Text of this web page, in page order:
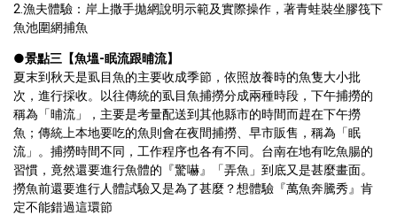
2.漁夫體驗：岸上撒手拋網說明示範及實際操作，著青蛙裝坐膠筏下
魚池圍網捕魚
●景點三【魚塭-眠流跟晡流】
夏末到秋天是虱目魚的主要收成季節，依照放養時的魚隻大小批
次，進行採收。以往傳統的虱目魚捕撈分成兩種時段，下午捕撈的
稱為「晡流」，主要是考量配送到其他縣市的時間而趕在下午撈
魚；傳統上本地要吃的魚則會在夜間捕撈、早市販售，稱為「眠
流」。捕撈時間不同，工作程序也各有不同。台南在地有吃魚腸的
習慣，竟然還要進行魚體的『驚嚇』「弄魚」到底又是甚麼畫面。
撈魚前還要進行人體試驗又是為了甚麼？想體驗『萬魚奔騰秀』肯
定不能錯過這環節